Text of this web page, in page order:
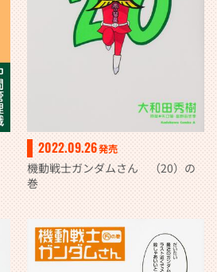
2022.09.26発売
機動戦士ガンダムさん （20）の
巻